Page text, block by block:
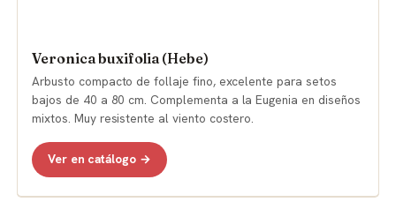
Veronica buxifolia (Hebe)
Arbusto compacto de follaje fino, excelente para setos
bajos de 40 a 80 cm. Complementa a la Eugenia en diseños
mixtos. Muy resistente al viento costero.
Ver en catálogo →